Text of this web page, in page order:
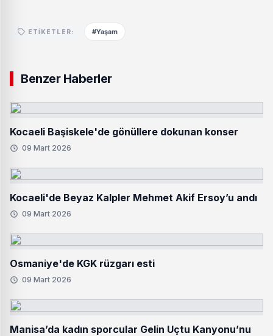
ETIKETLER: #Yaşam
Benzer Haberler
Kocaeli Başiskele'de gönüllere dokunan konser
09 Mart 2026
Kocaeli'de Beyaz Kalpler Mehmet Akif Ersoy’u andı
09 Mart 2026
Osmaniye'de KGK rüzgarı esti
09 Mart 2026
Manisa’da kadın sporcular Gelin Uçtu Kanyonu’nu